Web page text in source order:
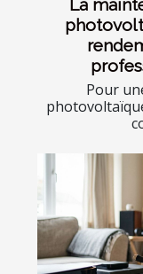
La
Pour